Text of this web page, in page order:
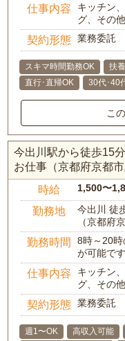
仕事内容
キッチン
グ、その
契約形態 業務委託
スキマ時間勤務OK 扶
直行･直帰OK
30代･40
こ
今出川駅から徒歩15
お仕事（京都府京都市
時給 1,500〜
勤務地
今出川 徒
（京都府
勤務時間
8時～20時
が可能で
仕事内容
キッチン
グ、その
契約形態 業務委託
週1〜OK 高収入可能